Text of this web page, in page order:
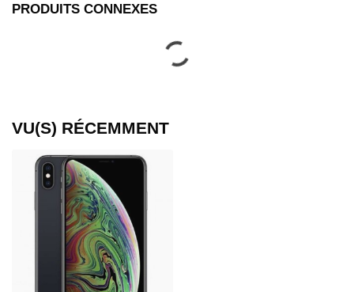
PRODUITS CONNEXES
VU(S) RÉCEMMENT